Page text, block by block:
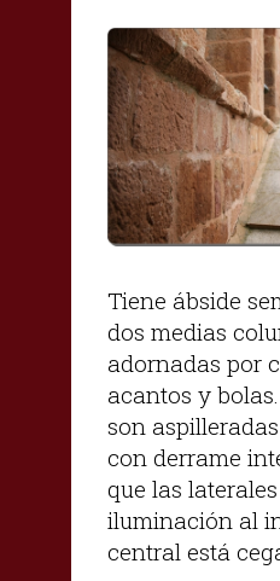
Tiene ábside
dos medias
adornadas por
acantos y
son
con derrame
que las
iluminación al
central está